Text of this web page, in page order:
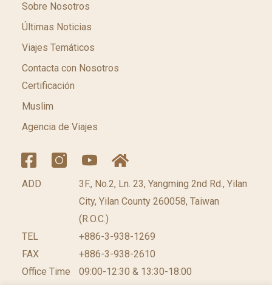
Sobre Nosotros
Últimas Noticias
Viajes Temáticos
Contacta con Nosotros
Certificación
Muslim
Agencia de Viajes
ADD
3F., No.2, Ln. 23, Yangming 2nd Rd., Yilan
City, Yilan County 260058, Taiwan
(R.O.C.)
TEL
+886-3-938-1269​
FAX
+886-3-938-2610
Office Time
09:00-12:30 & 13:30-18:00